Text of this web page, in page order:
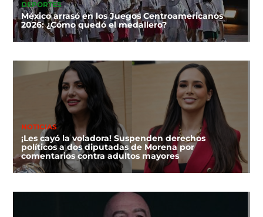
DEPORTES
México arrasó en los Juegos Centroamericanos
2026: ¿Cómo quedó el medallero?
NOTICIAS
¡Les cayó la voladora! Suspenden derechos
políticos a dos diputadas de Morena por
comentarios contra adultos mayores